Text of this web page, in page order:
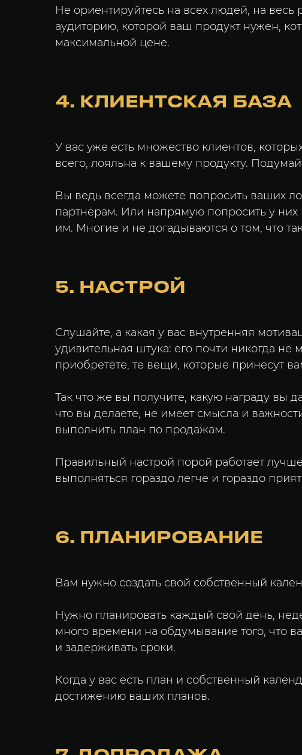
Не ориентируйтесь на всех людей, на
аудиторию, которой ваш продукт нужен,
максимальной цене.
4. КЛИЕНТСКАЯ БАЗА
У вас уже есть множество клиентов,
всего, лояльна к вашему продукту.
Вы ведь всегда можете попросить ваших
партнёрам. Или напрямую попросить у
им. Многие и не догадываются о том, что
5. НАСТРОЙ
Слушайте, а какая у вас внутренняя
удивительная штука: его почти никогда не
приобретёте, те вещи, которые принесут
Так что же вы получите, какую награду вы
что вы делаете, не имеет смысла и
выполнить план по продажам.
Правильный настрой порой работает
выполняться гораздо легче и гораздо
6. ПЛАНИРОВАНИЕ
Вам нужно создать свой собственный
Нужно планировать каждый свой день,
много времени на обдумывание того, что
и задерживать сроки.
Когда у вас есть план и собственный
достижению ваших планов.